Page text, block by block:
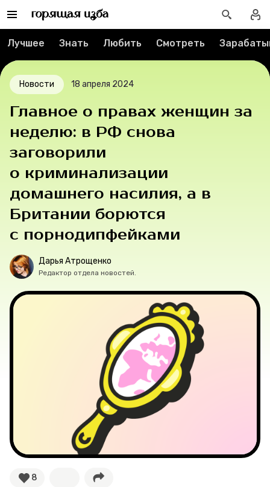
О проекте
Мерч
О компании
Рубрики
Новости
Тесты
Секспросвет
Великие женщины
Соцсети
Лучшее Знать Любить Смотреть
Новости 18 апреля 2024
Главное о правах женщин за
неделю: в РФ снова
заговорили
о криминализации
домашнего насилия, а в
Британии борются
с порнодипфейками
Дарья Атрощенко
Редактор отдела новостей.
8